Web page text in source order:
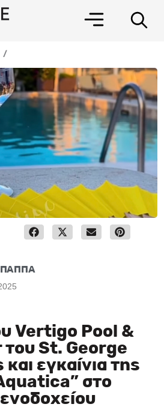
/
ΠΑΠΠΑ
Vertigo Pool &
St. George
εγκαίνια της
στο